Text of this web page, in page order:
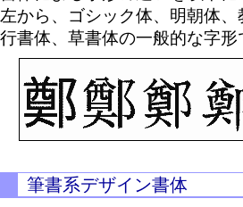
左から、ゴシック体、明朝体、
行書体、草書体の一般的な字形
筆書系デザイン書体